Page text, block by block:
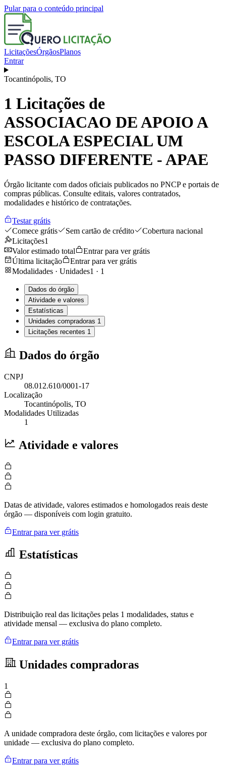
Pular para o conteúdo principal
LicitaçõesÓrgãosPlanos
Entrar
Tocantinópolis, TO
1 Licitações de
ASSOCIACAO DE APOIO A
ESCOLA ESPECIAL UM
PASSO DIFERENTE - APAE
Órgão licitante com dados oficiais publicados no PNCP e portais de
compras públicas. Consulte editais, valores contratados,
modalidades e histórico de contratações.
Testar grátis
Comece grátis
Sem cartão de crédito
Cobertura nacional
Licitações1
Valor estimado total
Entrar para ver grátis
Última licitação
Entrar para ver grátis
Modalidades · Unidades1 · 1
Dados do órgão
Atividade e valores
Estatísticas
Unidades compradoras 1
Licitações recentes 1
Dados do órgão
CNPJ
08.012.610/0001-17
Localização
Tocantinópolis, TO
Modalidades Utilizadas
1
Atividade e valores
Datas de atividade, valores estimados e homologados reais deste
órgão — disponíveis com login gratuito.
Entrar para ver grátis
Estatísticas
Distribuição real das licitações pelas 1 modalidades, status e
atividade mensal — exclusiva do plano completo.
Entrar para ver grátis
Unidades compradoras
1
A unidade compradora deste órgão, com licitações e valores por
unidade — exclusiva do plano completo.
Entrar para ver grátis